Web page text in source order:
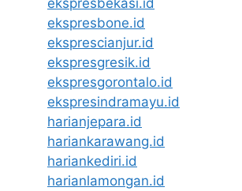
ekspresbone.id
eksprescianjur.id
ekspresgresik.id
ekspresgorontalo.id
ekspresindramayu.id
harianjepara.id
hariankarawang.id
hariankediri.id
harianlamongan.id